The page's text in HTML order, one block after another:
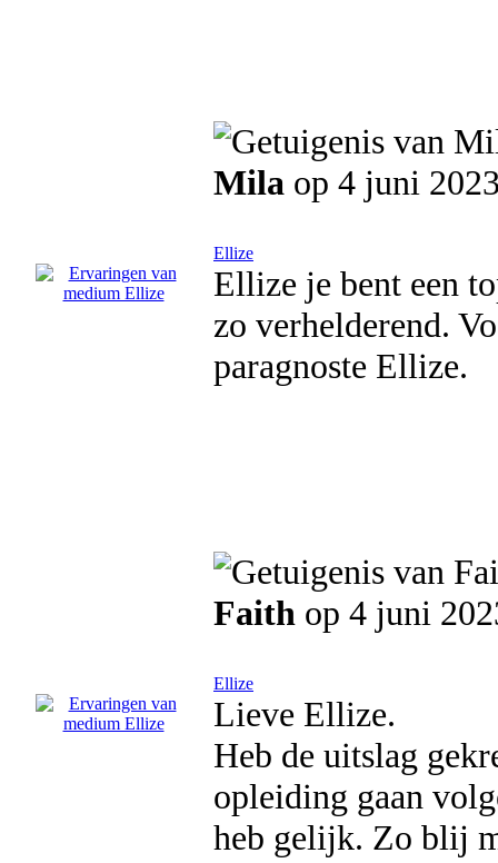
Mila op 4 juni
Ellize
Ellize je bent een
zo verhelderend.
paragnoste Ellize.
Faith op 4 juni
Ellize
Lieve Ellize.
Heb de uitslag
opleiding gaan
heb gelijk. Zo blij